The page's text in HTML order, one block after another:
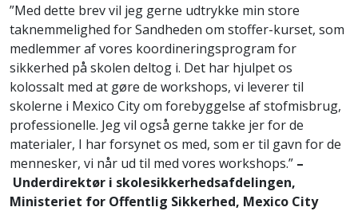
”Med dette brev vil jeg gerne udtrykke min store
taknemmelighed for Sandheden om stoffer-kurset, som
medlemmer af vores koordineringsprogram for
sikkerhed på skolen deltog i. Det har hjulpet os
kolossalt med at gøre de workshops, vi leverer til
skolerne i Mexico City om forebyggelse af stofmisbrug,
professionelle. Jeg vil også gerne takke jer for de
materialer, I har forsynet os med, som er til gavn for de
mennesker, vi når ud til med vores workshops.” –
Underdirektør i skolesikkerhedsafdelingen,
Ministeriet for Offentlig Sikkerhed, Mexico City